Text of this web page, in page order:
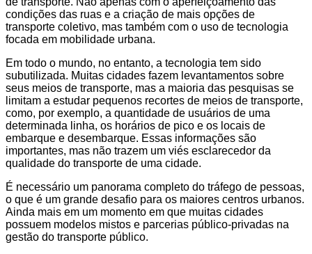
condições das ruas e a criação de mais opções de
transporte coletivo, mas também com o uso de tecnologia
focada em mobilidade urbana.
Em todo o mundo, no entanto, a tecnologia tem sido
subutilizada. Muitas cidades fazem levantamentos sobre
seus meios de transporte, mas a maioria das pesquisas se
limitam a estudar pequenos recortes de meios de transporte,
como, por exemplo, a quantidade de usuários de uma
determinada linha, os horários de pico e os locais de
embarque e desembarque. Essas informações são
importantes, mas não trazem um viés esclarecedor da
qualidade do transporte de uma cidade.
É necessário um panorama completo do tráfego de pessoas,
o que é um grande desafio para os maiores centros urbanos.
Ainda mais em um momento em que muitas cidades
possuem modelos mistos e parcerias público-privadas na
gestão do transporte público.